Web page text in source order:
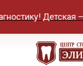
Детская